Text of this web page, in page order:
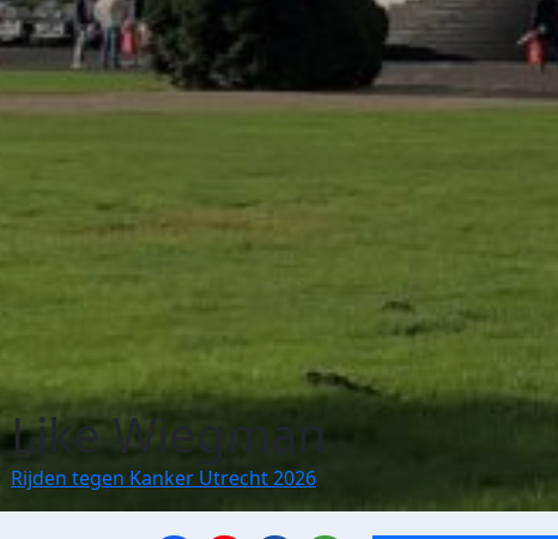
Like Wiegman
Rijden tegen Kanker Utrecht 2026